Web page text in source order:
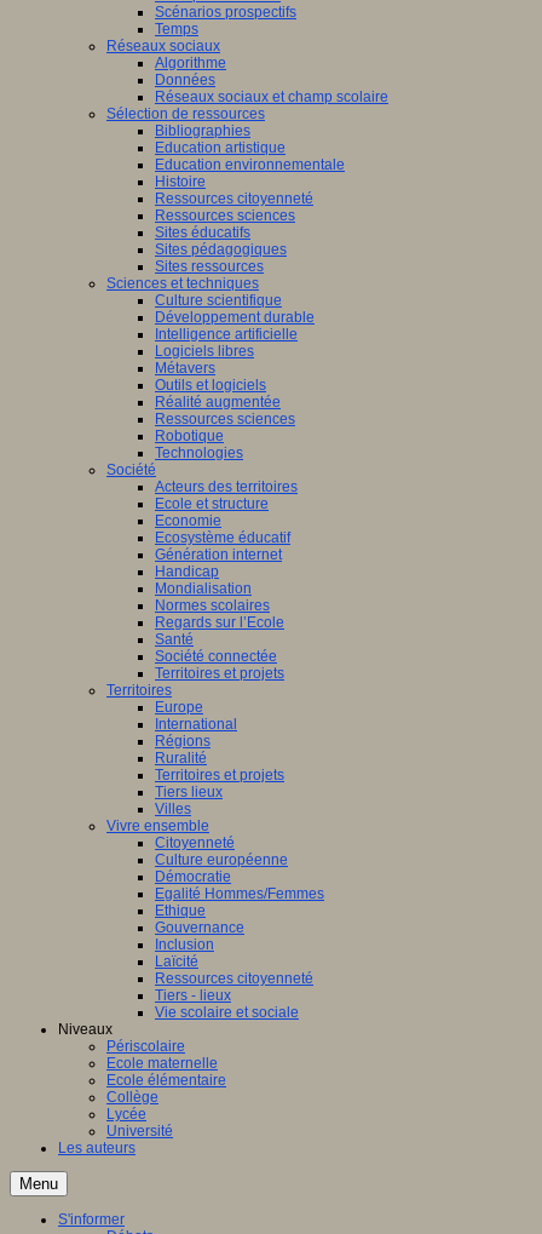
Scénarios prospectifs
Temps
Réseaux sociaux
Algorithme
Données
Réseaux sociaux et champ scolaire
Sélection de ressources
Bibliographies
Education artistique
Education environnementale
Histoire
Ressources citoyenneté
Ressources sciences
Sites éducatifs
Sites pédagogiques
Sites ressources
Sciences et techniques
Culture scientifique
Développement durable
Intelligence artificielle
Logiciels libres
Métavers
Outils et logiciels
Réalité augmentée
Ressources sciences
Robotique
Technologies
Société
Acteurs des territoires
Ecole et structure
Economie
Ecosystème éducatif
Génération internet
Handicap
Mondialisation
Normes scolaires
Regards sur l’Ecole
Santé
Société connectée
Territoires et projets
Territoires
Europe
International
Régions
Ruralité
Territoires et projets
Tiers lieux
Villes
Vivre ensemble
Citoyenneté
Culture européenne
Démocratie
Egalité Hommes/Femmes
Ethique
Gouvernance
Inclusion
Laïcité
Ressources citoyenneté
Tiers - lieux
Vie scolaire et sociale
Niveaux
Périscolaire
Ecole maternelle
Ecole élémentaire
Collège
Lycée
Université
Les auteurs
Menu
S'informer